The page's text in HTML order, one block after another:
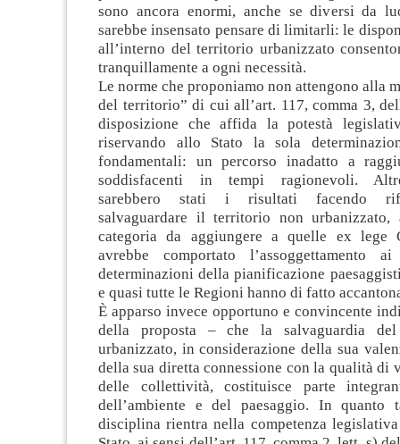
sono ancora enormi, anche se diversi da
sarebbe insensato pensare di limitarli: le
all’interno del territorio urbanizzato
tranquillamente a ogni necessità.
Le norme che proponiamo non attengono alla
del territorio” di cui all’art. 117, comma 3,
disposizione che affida la potestà
riservando allo Stato la sola
fondamentali: un percorso inadatto a
soddisfacenti in tempi ragionevoli.
sarebbero stati i risultati facendo
salvaguardare il territorio non urbanizzato,
categoria da aggiungere a quelle ex lege
avrebbe comportato l’assoggettamento
determinazioni della pianificazione
e quasi tutte le Regioni hanno di fatto
È apparso invece opportuno e convincente
della proposta – che la salvaguardia
urbanizzato, in considerazione della sua
della sua diretta connessione con la qualità di
delle collettività, costituisce parte
dell’ambiente e del paesaggio. In quanto
disciplina rientra nella competenza